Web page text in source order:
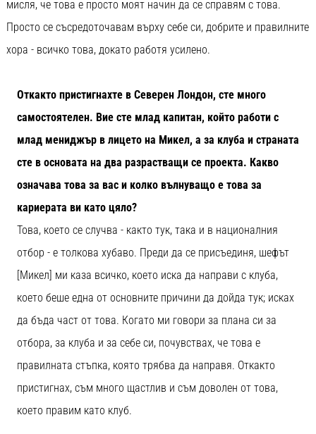
мисля, че това е просто моят начин да се справям с това.
Просто се съсредоточавам върху себе си, добрите и правилните
хора - всичко това, докато работя усилено.
Откакто пристигнахте в Северен Лондон, сте много
самостоятелен. Вие сте млад капитан, който работи с
млад мениджър в лицето на Микел, а за клуба и страната
сте в основата на два разрастващи се проекта. Какво
означава това за вас и колко вълнуващо е това за
кариерата ви като цяло?
Това, което се случва - както тук, така и в националния
отбор - е толкова хубаво. Преди да се присъединя, шефът
[Микел] ми каза всичко, което иска да направи с клуба,
което беше една от основните причини да дойда тук; исках
да бъда част от това. Когато ми говори за плана си за
отбора, за клуба и за себе си, почувствах, че това е
правилната стъпка, която трябва да направя. Откакто
пристигнах, съм много щастлив и съм доволен от това,
което правим като клуб.